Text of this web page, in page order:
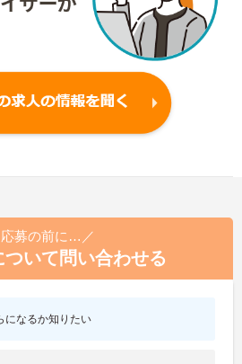
応募の前に…／
ついて問い合わせる
になるか知りたい